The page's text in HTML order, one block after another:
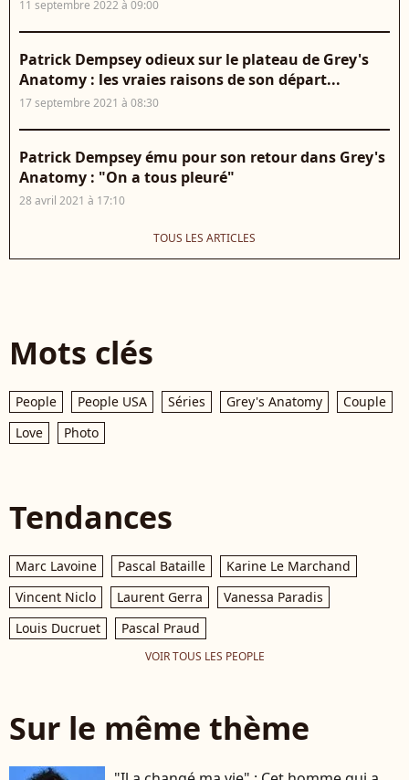
11 septembre 2022 à 09:00
Patrick Dempsey odieux sur le plateau de Grey's
Anatomy : les vraies raisons de son départ...
17 septembre 2021 à 08:30
Patrick Dempsey ému pour son retour dans Grey's
Anatomy : "On a tous pleuré"
28 avril 2021 à 17:10
TOUS LES ARTICLES
Mots clés
People People USA Séries Grey's Anatomy
Couple
Love
Photo
Tendances
Marc Lavoine Pascal Bataille
Karine Le Marchand
Vincent Niclo
Laurent Gerra
Vanessa Paradis
Louis Ducruet
Pascal Praud
VOIR TOUS LES PEOPLE
Sur le même thème